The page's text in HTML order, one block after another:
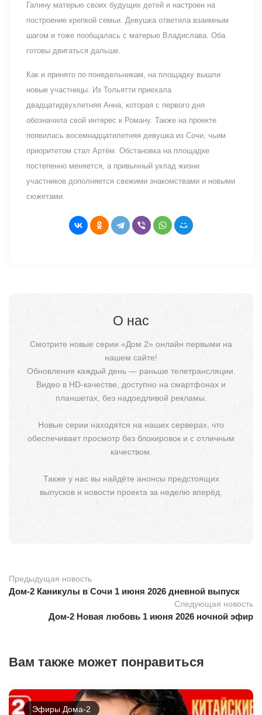
Галину матерью своих будущих детей и настроен на
построение крепкой семьи. Девушка ответила взаимным
шагом и тоже пообщалась с матерью Владислава. Оба
готовы двигаться дальше.
Как и принято по понедельникам, на площадку вышли
новые участницы. Из Тольятти приехала
двадцатидвухлетняя Анна, которая с первого дня
обозначила свой интерес к Роману. Также на проекте
появилась восемнадцатилетняя девушка из Сочи, чьим
приоритетом стал Артём. Обстановка на площадке
постепенно меняется, а привычный уклад жизни
участников дополняется свежими знакомствами и новыми
сюжетами.
О нас
Смотрите новые серии «Дом 2» онлайн первыми на
нашем сайте!
Обновления каждый день — раньше телетрансляции.
Видео в HD-качестве, доступно на смартфонах и
планшетах, без надоедливой рекламы.
Новые серии находятся на наших серверах, что
обеспечивает просмотр без блокировок и с отличным
качеством.
Также у нас вы найдёте анонсы предстоящих
выпусков и новости проекта за неделю вперёд.
Предыдущая новость
Дом-2 Каникулы в Сочи 1 июня 2026 дневной выпуск
Следующая новость
Дом-2 Новая любовь 1 июня 2026 ночной эфир
Вам также может понравиться
Эфиры Дома-2